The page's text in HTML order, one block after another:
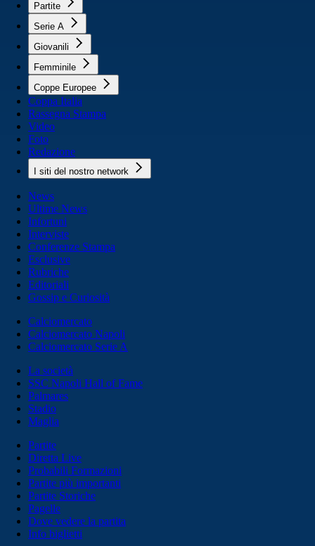
Partite
Serie A
Giovanili
Femminile
Coppe Europee
Coppa Italia
Rassegna Stampa
Video
Foto
Redazione
I siti del nostro network
News
Ultime News
Infortuni
Interviste
Conferenze Stampa
Esclusive
Rubriche
Editoriali
Gossip e Curiosità
Calciomercato
Calciomercato Napoli
Calciomercato Serie A
La società
SSC Napoli Hall of Fame
Palmares
Stadio
Maglia
Partite
Diretta Live
Probabili Formazioni
Partite più importanti
Partite Storiche
Pagelle
Dove vedere la partita
Info biglietti